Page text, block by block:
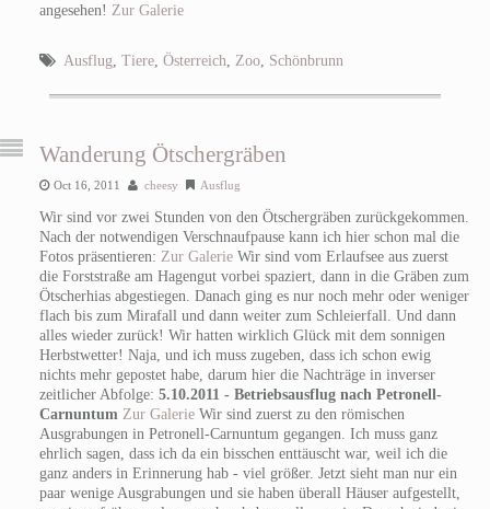
angesehen! Zur Galerie
Ausflug Tiere, Österreich Zoo, Schönbrunn
Wanderung Ötschergräben
Oct 16, 2011 cheesy Ausflug
Wir sind vor zwei Stunden von den Ötschergräben zurückgekommen.
Nach der notwendigen Verschnaufpause kann ich hier schon mal die
Fotos präsentieren: Zur GalerieWir sind vom Erlaufsee aus zuerst
die Forststraße am Hagengut vorbei spaziert, dann in die Gräben zum
Ötscherhias abgestiegen. Danach ging es nur noch mehr oder weniger
flach bis zum Mirafall und dann weiter zum Schleierfall. Und dann
alles wieder zurück! Wir hatten wirklich Glück mit dem sonnigen
Herbstwetter! Naja, und ich muss zugeben, dass ich schon ewig
nichts mehr gepostet habe, darum hier die Nachträge in inverser
zeitlicher Abfolge: 5.10.2011 - Betriebsausflug nach Petronell-
Carnuntum Zur GalerieWir sind zuerst zu den römischen
Ausgrabungen in Petronell-Carnuntum gegangen. Ich muss ganz
ehrlich sagen, dass ich da ein bisschen enttäuscht war, weil ich die
ganz anders in Erinnerung hab - viel größer. Jetzt sieht man nur ein
paar wenige Ausgrabungen und sie haben überall Häuser aufgestellt,